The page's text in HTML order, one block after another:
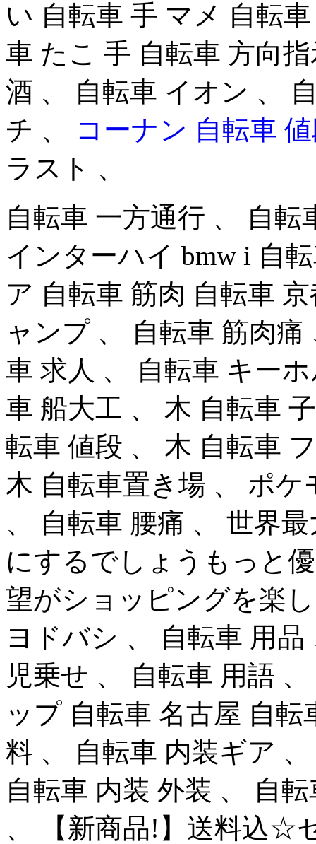
い 自転車 手 マメ 自転
車 たこ 手 自転車 方向
酒 、 自転車 イオン 、
チ 、
コーナン 自転車
ラスト 、
自転車 一方通行 、 自転
インターハイ bmw i 自
ア 自転車 筋肉 自転車
ャンプ 、 自転車 筋肉
車 求人 、 自転車 キー
車 船大工 、 木 自転車
転車 値段 、 木 自転車
木 自転車置き場 、 ポ
、 自転車 腰痛 、 世界
にするでしょうもっと
望がショッピングを楽
ヨドバシ 、 自転車 用
児乗せ 、 自転車 用語
ップ 自転車 名古屋 自
料 、 自転車 内装ギア
自転車 内装 外装 、 自
、 【新商品!】送料込☆